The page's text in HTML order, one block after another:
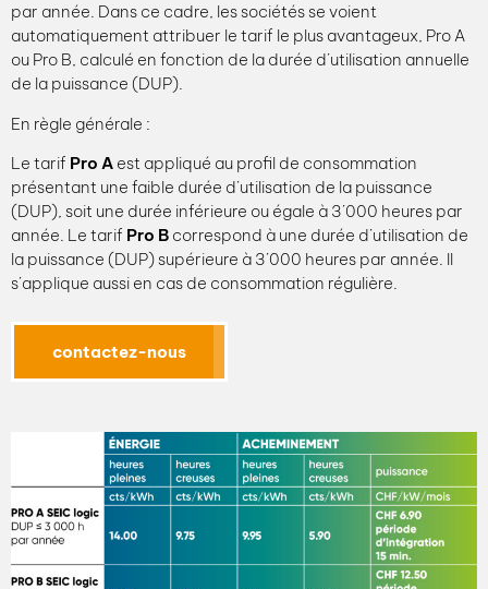
par année. Dans ce cadre, les sociétés se voient
automatiquement attribuer le tarif le plus avantageux, Pro A
ou Pro B, calculé en fonction de la durée d’utilisation annuelle
de la puissance (DUP).
En règle générale :
Le tarif Pro A est appliqué au profil de consommation
présentant une faible durée d’utilisation de la puissance
(DUP), soit une durée inférieure ou égale à 3’000 heures par
année. Le tarif Pro B correspond à une durée d’utilisation de
la puissance (DUP) supérieure à 3’000 heures par année. Il
s’applique aussi en cas de consommation régulière.
contactez-nous